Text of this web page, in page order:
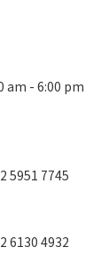
am - 6:00 pm
5951 7745
6130 4932